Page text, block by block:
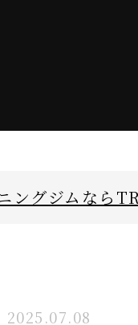
ングジムなら
2025.07.08